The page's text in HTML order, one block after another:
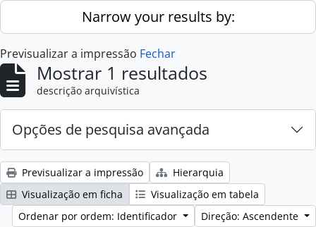
Skip to main contentNarrow your results by:
Previsualizar a impressão Fechar
Mostrar 1 resultados
descrição arquivística
Opções de pesquisa avançada
Previsualizar a impressão
Hierarquia
Visualização em ficha
Visualização em tabela
Ordenar por ordem: Identificador
Direção: Ascendente